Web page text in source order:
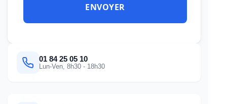
01 84 25 05 10
Lun-Ven, 8h30 - 18h30